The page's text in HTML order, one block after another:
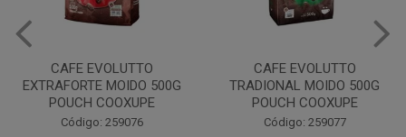
CAFE EVOLUTTO
EXTRAFORTE MOIDO 500G
POUCH COOXUPE
Código: 259076
CAFE EVOLUTTO
TRADIONAL MOIDO 500G
POUCH COOXUPE
Código: 259077